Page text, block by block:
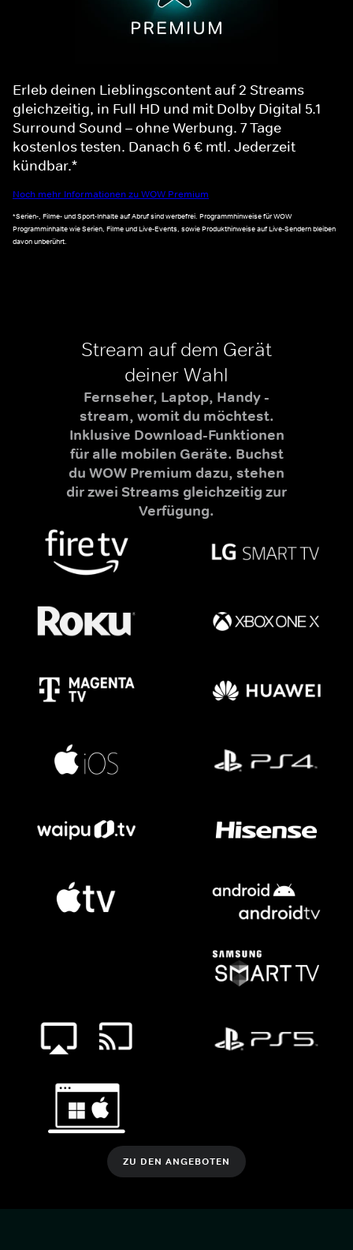
Erleb deinen Lieblingscontent auf 2 Streams
gleichzeitig, in Full HD und mit Dolby Digital 5.1
Surround Sound – ohne Werbung. 7 Tage
kostenlos testen. Danach 6 € mtl. Jederzeit
kündbar.*
Noch mehr Informationen zu WOW Premium
*Serien-, Filme- und Sport-Inhalte auf Abruf sind werbefrei. Programmhinweise für WOW
Programminhalte wie Serien, Filme und Live-Events, sowie Produkthinweise auf Live-Sendern bleiben
davon unberührt.
Stream auf dem Gerät
deiner Wahl
Fernseher, Laptop, Handy -
stream, womit du möchtest.
Inklusive Download-Funktionen
für alle mobilen Geräte. Buchst
du WOW Premium dazu, stehen
dir zwei Streams gleichzeitig zur
Verfügung.
ZU DEN ANGEBOTEN